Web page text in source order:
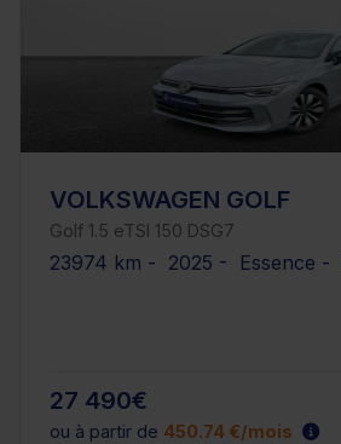
VOLKSWAGEN GOLF
Golf 1.5 eTSI 150 DSG7
23974 km - 2025 - Essence -
27 490€
ou à partir de 450.74 €/mois